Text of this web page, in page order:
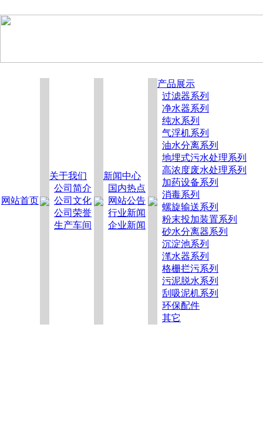
网站首页
关于我们
公司简介
公司文化
公司荣誉
生产车间
新闻中心
国内热点
网站公告
行业新闻
企业新闻
产品展示
过滤器系列
净水器系列
纯水系列
气浮机系列
油水分离系列
地埋式污水处理系列
高浓度废水处理系列
加药设备系列
消毒系列
螺旋输送系列
粉末投加装置系列
砂水分离器系列
沉淀池系列
滗水器系列
格栅拦污系列
污泥脱水系列
刮吸泥机系列
环保配件
其它